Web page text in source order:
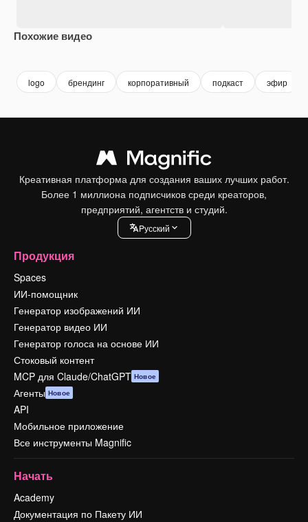
Похожие видео
logo брендинг корпоративный подкаст эфир
Креативная платформа для создания ваших лучших работ.
Более 1 миллиона подписчиков среди креаторов,
предприятий, агентств и студий.
Pусский
Продукция
Spaces
ИИ-помощник
Генератор изображений ИИ
Генератор видео ИИ
Генератор голоса на основе ИИ
Стоковый контент
MCP для Claude/ChatGPT Новое
Агенты Новое
API
Мобильное приложение
Все инструменты Magnific
Начать
Academy
Документация по Пакету ИИ